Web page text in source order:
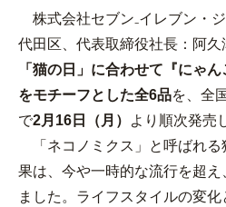
スポーツ振興くじ
行政サービス
保険
学び・教育
レジでApple Accountにチャージ
オンラインフォトサービス
コインランドリー（店舗限定）
宅配ロッカー（店舗限定）
サステナビリティレポート
報告書ライブラリー
한국어(서비스)
ภาษาไทย(บริการ)
株式会社セブン₋イレブン・
代田区、代表取締役社長：阿
「猫の日」に合わせて『にゃ
をモチーフとした全6品を、全
で2月16日（月）
より順次発売
「ネコノミクス」と呼ばれる
果は、今や一時的な流行を超
ました。ライフスタイルの変